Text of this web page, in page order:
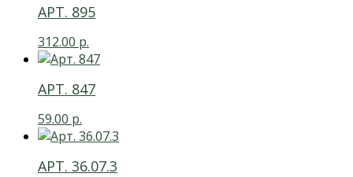
АРТ. 895
312.00 р.
АРТ. 847
59.00 р.
АРТ. 36.07.3